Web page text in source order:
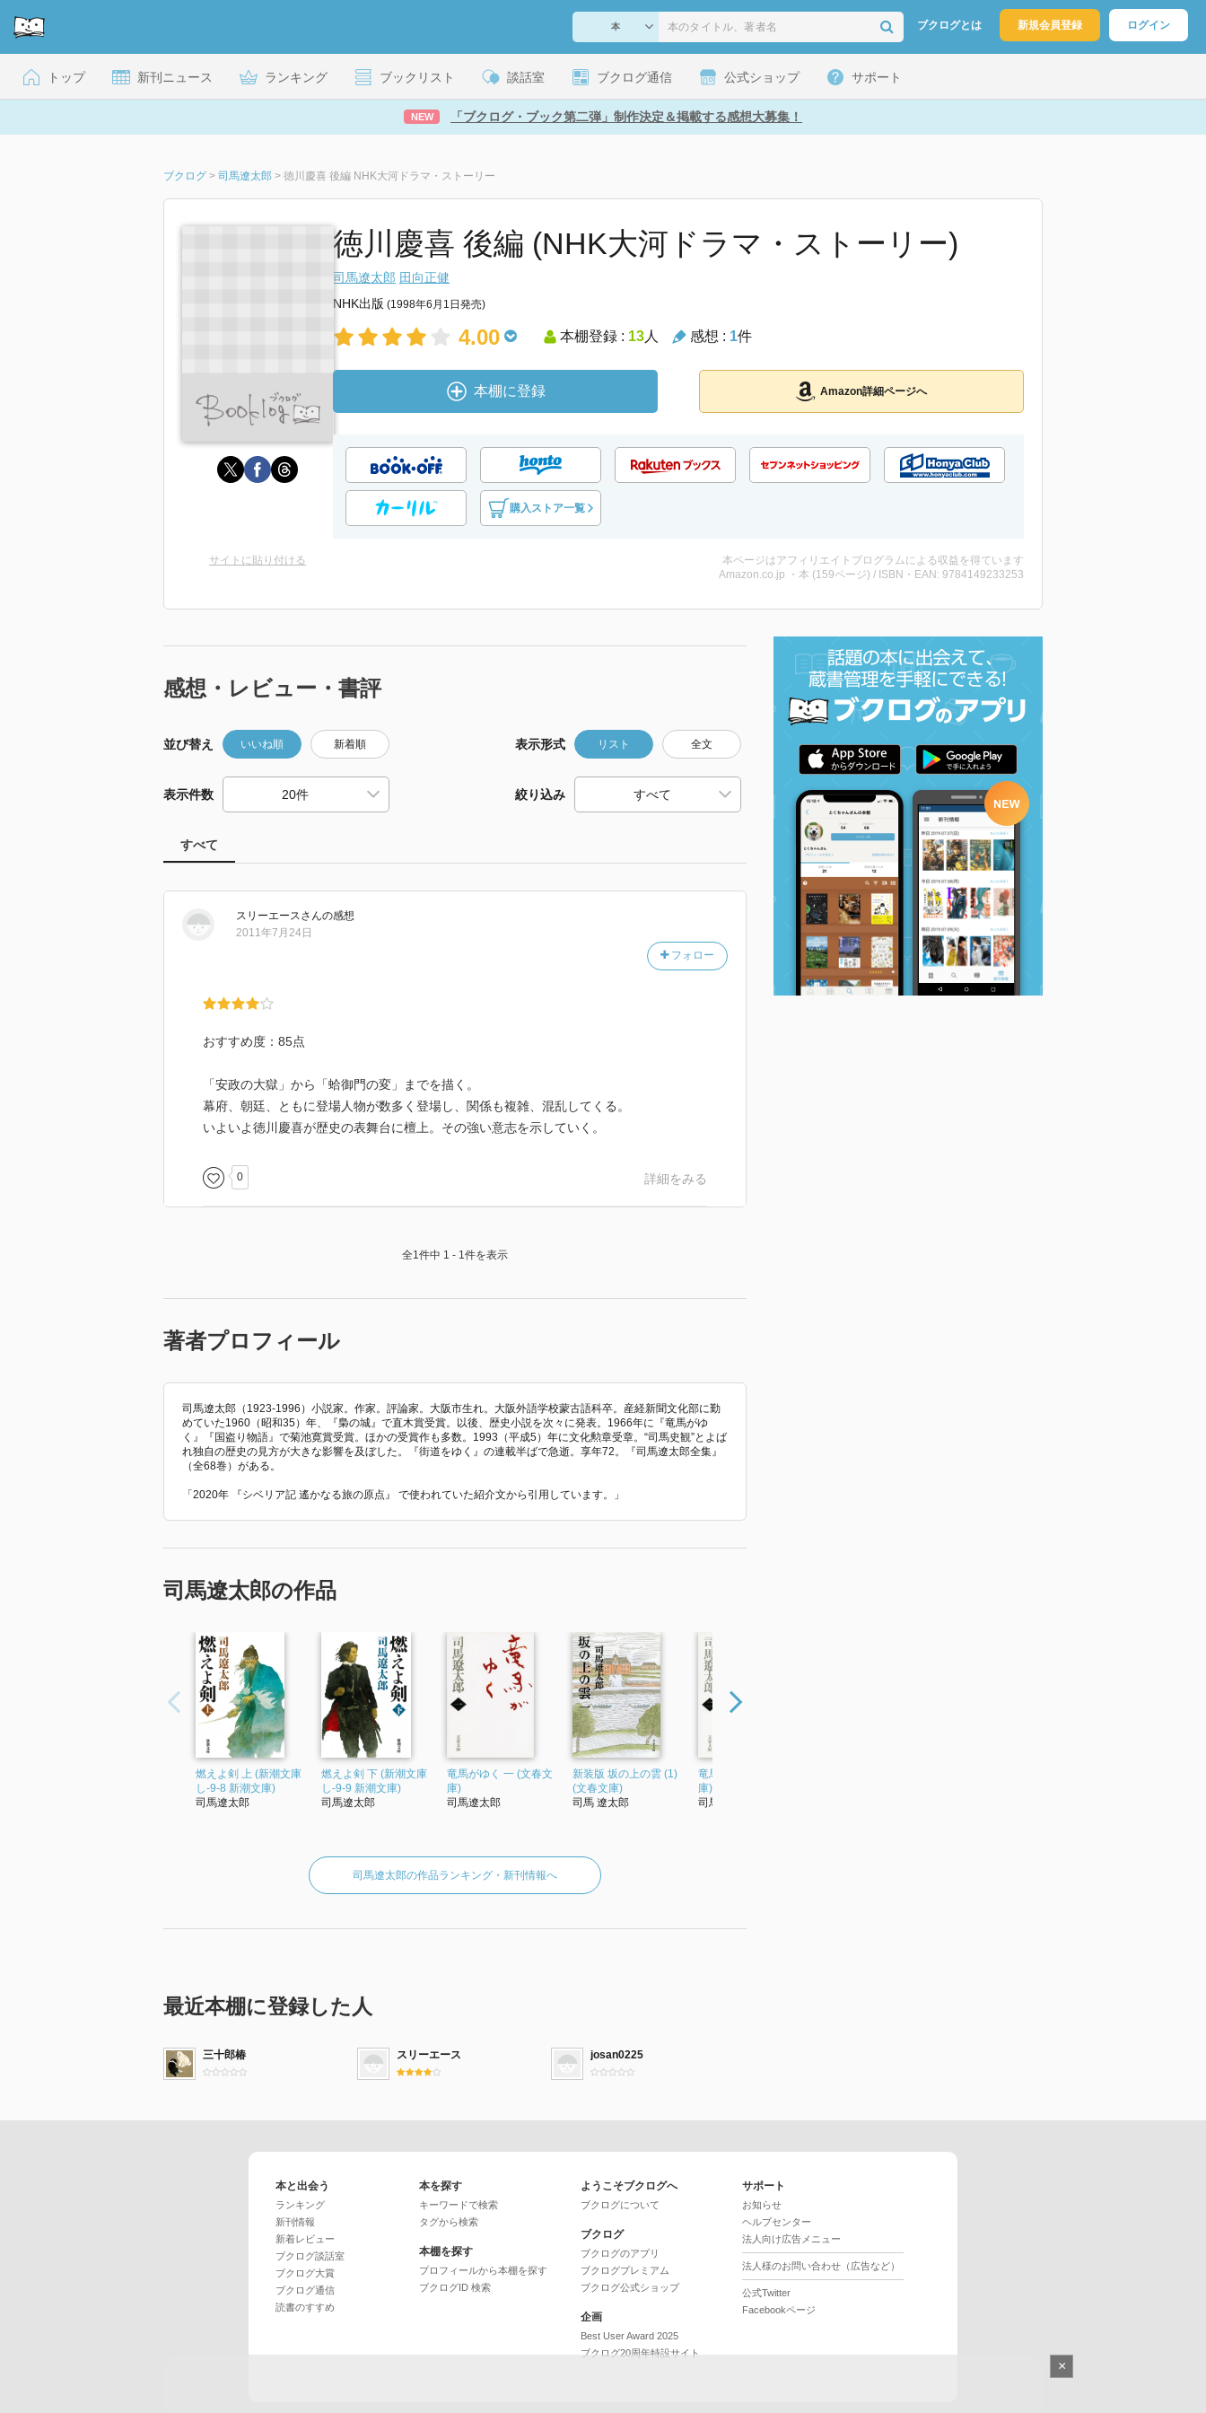
ブクログとは 新規会員登録 ログイン
トップ 新刊ニュース ランキング ブックリスト 談話室 ブクログ通信 公式ショップ サポート
NEW 「ブクログ・ブック第二弾」制作決定＆掲載する感想大募集！
ブクログ > 司馬遼太郎 > 徳川慶喜 後編 NHK大河ドラマ・ストーリー
徳川慶喜 後編 (NHK大河ドラマ・ストーリー)
司馬遼太郎 田向正健
NHK出版 (1998年6月1日発売)
4.00 本棚登録 : 13人 感想 : 1件
本棚に登録 Amazon詳細ページへ
購入ストア一覧
サイトに貼り付ける
本ページはアフィリエイトプログラムによる収益を得ています
Amazon.co.jp ・本 (159ページ) / ISBN・EAN: 9784149233253
感想・レビュー・書評
並び替え いいね順 新着順 表示形式 リスト 全文
表示件数 絞り込み
すべて
スリーエースさんの感想
フォロー
2011年7月24日
おすすめ度：85点
「安政の大獄」から「蛤御門の変」までを描く。
幕府、朝廷、ともに登場人物が数多く登場し、関係も複雑、混乱してくる。
いよいよ徳川慶喜が歴史の表舞台に檀上。その強い意志を示していく。
0 詳細をみる
全1件中 1 - 1件を表示
著者プロフィール
司馬遼太郎（1923-1996）小説家。作家。評論家。大阪市生れ。大阪外語学校蒙古語科卒。産経新聞文化部に勤
めていた1960（昭和35）年、『梟の城』で直木賞受賞。以後、歴史小説を次々に発表。1966年に『竜馬がゆ
く』『国盗り物語』で菊池寛賞受賞。ほかの受賞作も多数。1993（平成5）年に文化勲章受章。“司馬史観”とよば
れ独自の歴史の見方が大きな影響を及ぼした。『街道をゆく』の連載半ばで急逝。享年72。『司馬遼太郎全集』
（全68巻）がある。
「2020年 『シベリア記 遙かなる旅の原点』 で使われていた紹介文から引用しています。」
司馬遼太郎の作品
燃えよ剣 上 (新潮文庫
し-9-8 新潮文庫)
司馬遼太郎
燃えよ剣 下 (新潮文庫
し-9-9 新潮文庫)
司馬遼太郎
竜馬がゆく 一 (文春文
庫)
司馬遼太郎
新装版 坂の上の雲 (1)
(文春文庫)
司馬 遼太郎
竜馬がゆく 二 (文春文
庫)
司馬遼太郎
司馬遼太郎の作品ランキング・新刊情報へ
最近本棚に登録した人
三十郎椿 スリーエース josan0225
本と出会う
ランキング
新刊情報
新着レビュー
ブクログ談話室
ブクログ大賞
ブクログ通信
読書のすすめ
本を探す
キーワードで検索
タグから検索
本棚を探す
プロフィールから本棚を探す
ブクログID 検索
ようこそブクログへ
ブクログについて
ブクログ
ブクログのアプリ
ブクログプレミアム
ブクログ公式ショップ
企画
Best User Award 2025
ブクログ20周年特設サイト
サポート
お知らせ
ヘルプセンター
法人向け広告メニュー
法人様のお問い合わせ（広告など）
公式Twitter
Facebookページ
×